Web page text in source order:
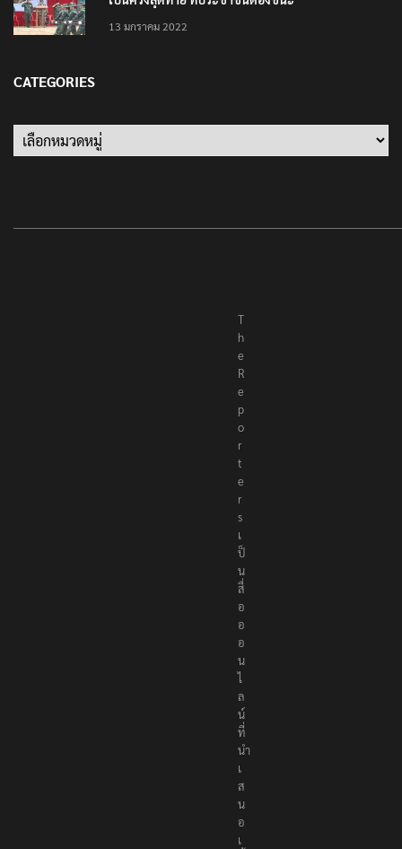
13 มกราคม 2022
CATEGORIES
Categories
T
h
e
R
e
p
o
r
t
e
r
s
เ
ป็
น
สื่
อ
อ
อ
น
ไ
ล
น์
ที่
นำ
เ
ส
น
อ
เ